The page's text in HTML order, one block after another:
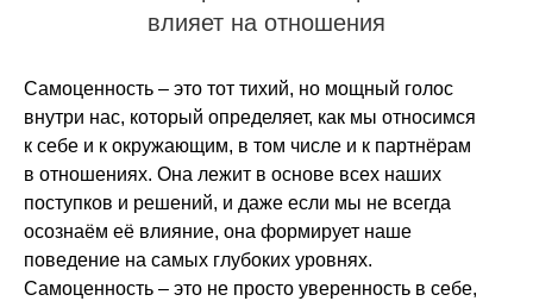
влияет на отношения
Самоценность – это тот тихий, но мощный голос
внутри нас, который определяет, как мы относимся
к себе и к окружающим, в том числе и к партнёрам
в отношениях. Она лежит в основе всех наших
поступков и решений, и даже если мы не всегда
осознаём её влияние, она формирует наше
поведение на самых глубоких уровнях.
Самоценность – это не просто уверенность в себе,